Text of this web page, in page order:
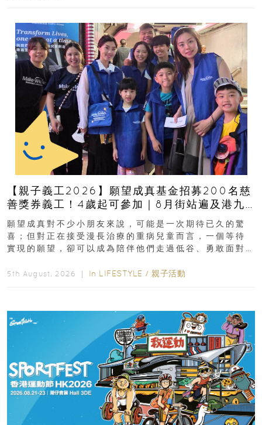
【親子義工2026】願望成真基金招募200名慈
善獎券義工！4歲起可參加｜8月街站遍及港九
新界
願望成真對不少小朋友來說，可能是一次期待已久的驚
喜；但對正在接受漫長治療的重病兒童而言，一個等待
實現的願望，卻可以成為陪伴他們走過低谷、勇敢面對
5th August, 2026 ｜ In LIFESTYLE / 親子活動